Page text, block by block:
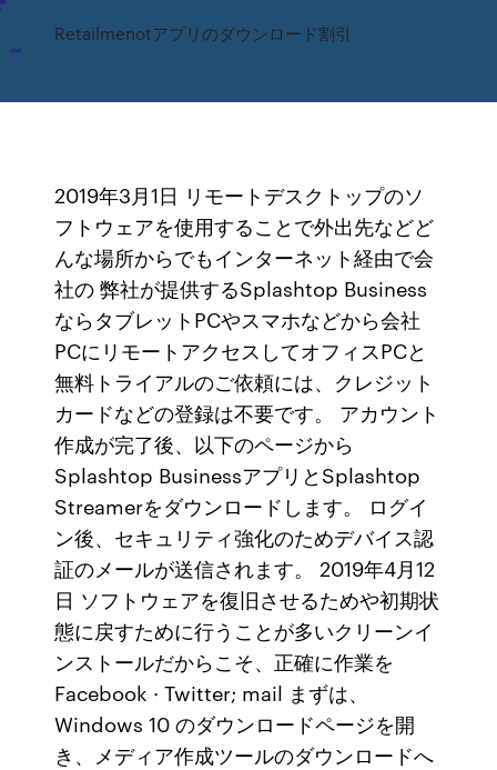
Retailmenotアプリのダウンロード割引
2019年3月1日 リモートデスクトップのソ
フトウェアを使用することで外出先などど
んな場所からでもインターネット経由で会
社の 弊社が提供するSplashtop Business
ならタブレットPCやスマホなどから会社
PCにリモートアクセスしてオフィスPCと
無料トライアルのご依頼には、クレジット
カードなどの登録は不要です。 アカウント
作成が完了後、以下のページから
Splashtop BusinessアプリとSplashtop
Streamerをダウンロードします。 ログイ
ン後、セキュリティ強化のためデバイス認
証のメールが送信されます。 2019年4月12
日 ソフトウェアを復旧させるためや初期状
態に戻すために行うことが多いクリーンイ
ンストールだからこそ、正確に作業を
Facebook · Twitter; mail まずは、
Windows 10 のダウンロードページを開
き、メディア作成ツールのダウンロードへ